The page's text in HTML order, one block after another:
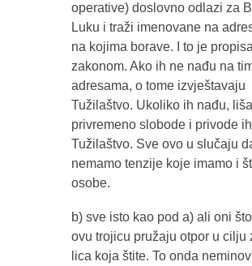
operative) doslovno odlazi za
Luku i traži imenovane na
na kojima borave. I to je
zakonom. Ako ih ne nađu na
adresama, o tome izvještavaju
Tužilaštvo. Ukoliko ih nađu,
privremeno slobode i privode
Tužilaštvo. Sve ovo u slučaju
nemamo tenzije koje imamo i
osobe.
b) sve isto kao pod a) ali oni
ovu trojicu pružaju otpor u cilju
lica koja štite. To onda